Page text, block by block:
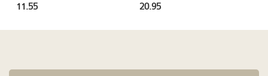
20.95
11.55